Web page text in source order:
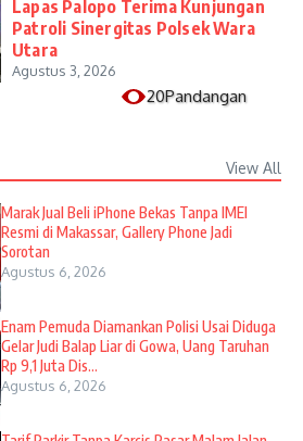
Lapas Palopo Terima Kunjungan
Patroli Sinergitas Polsek Wara
Utara
Agustus 3, 2026
20Pandangan
View All
​Marak Jual Beli iPhone Bekas Tanpa IMEI
Resmi di Makassar, Gallery Phone Jadi
Sorotan
Agustus 6, 2026
Enam Pemuda Diamankan Polisi Usai Diduga
Gelar Judi Balap Liar di Gowa, Uang Taruhan
Rp 9,1 Juta Dis...
Agustus 6, 2026